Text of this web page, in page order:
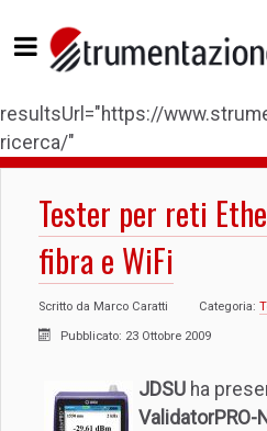
resultsUrl="https://
ricerca/"
Tester per reti
fibra e WiFi
Scritto da Marco Caratti Categoria:
Pubblicato: 23 Ottobre 2009
JDSU ha
ValidatorPRO-